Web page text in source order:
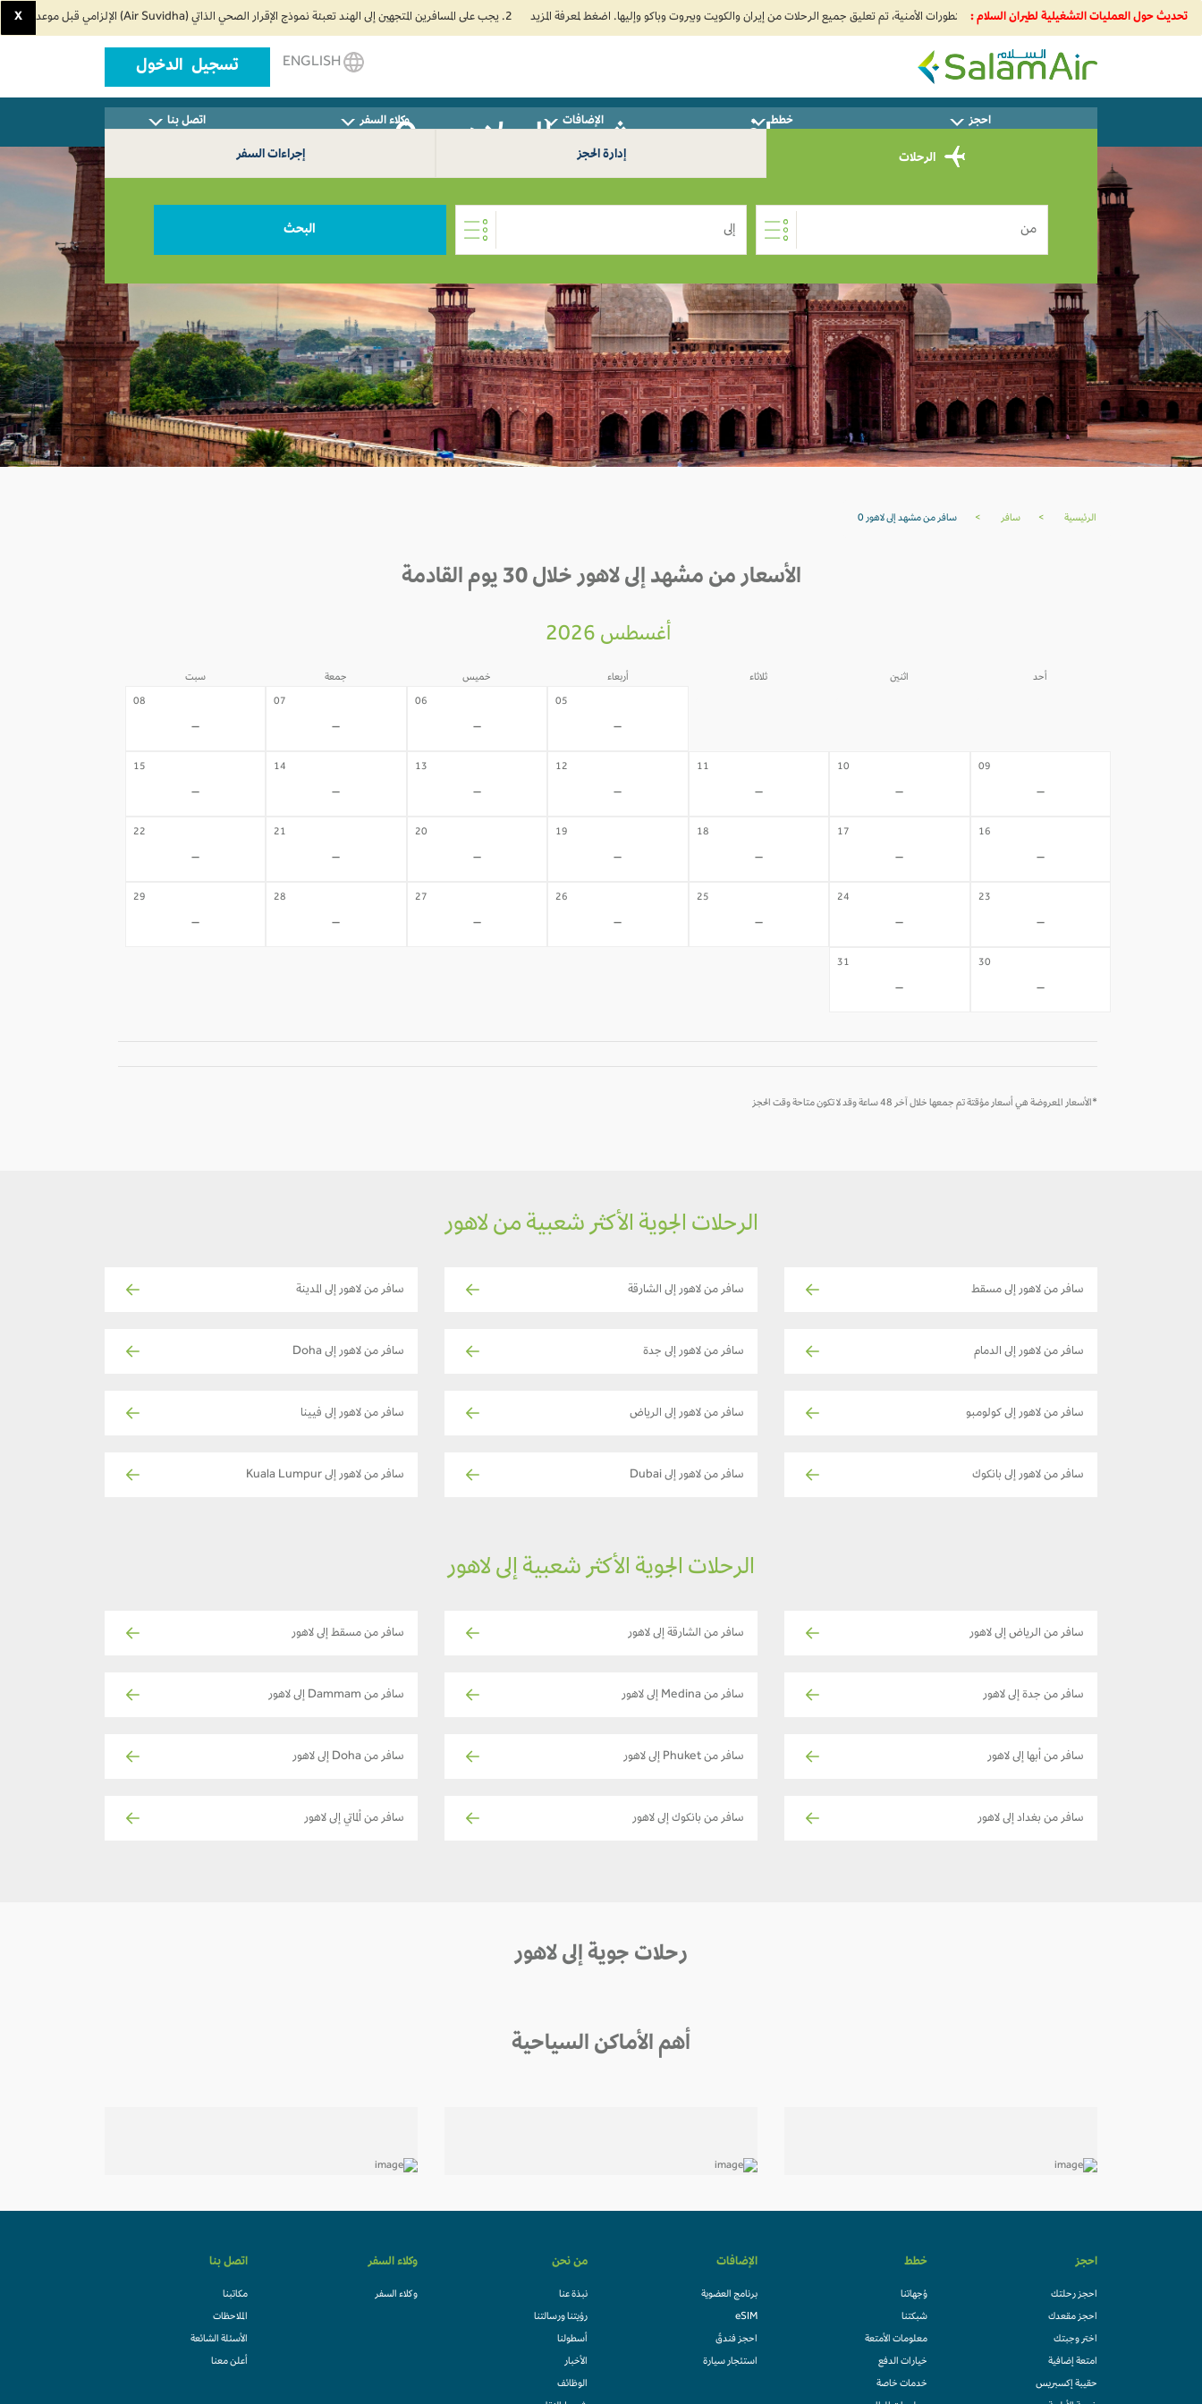
تحديث حول العمليات التشغيلية لطيران السلام : 2. يجب على المسافرين المتجهين إلى الهند تعبئة نموذج الإقرار الصحي الذاتي (Air Suvidha) الإلزامي قبل موعد الوصول بـ 24 ساعة على الأقل. اضغط هنا للدخول إلى بوابة Air Suvidha. X
SalamAir
تسجيل الدخول
احجز خطط الإضافات وكلاء السفر اتصل بنا سافر من مشهد إلى لاهور 0 الرحلات إدارة الحجز إجراءات السفر
من إلى البحث
الرئيسية > سافر > سافر من مشهد إلى لاهور 0
الأسعار من مشهد إلى لاهور خلال 30 يوم القادمة
أغسطس 2026
أحد اثنين ثلاثاء أربعاء خميس جمعة سبت
05
-
06
-
07
-
08
-
09
-
10
-
11
-
12
-
13
-
14
-
15
-
16
-
17
-
18
-
19
-
20
-
21
-
22
-
23
-
24
-
25
-
26
-
27
-
28
-
29
-
30
-
31
-
*الأسعار المعروضة هي أسعار مؤقتة تم جمعها خلال آخر 48 ساعة وقد لا تكون متاحة وقت الحجز
الرحلات الجوية الأكثر شعبية من لاهور
سافر من لاهور إلى مسقط سافر من لاهور إلى الشارقة سافر من لاهور إلى المدينة
سافر من لاهور إلى الدمام سافر من لاهور إلى جدة سافر من لاهور إلى Doha
سافر من لاهور إلى كولومبو سافر من لاهور إلى الرياض سافر من لاهور إلى فيينا
سافر من لاهور إلى بانكوك سافر من لاهور إلى Dubai سافر من لاهور إلى Kuala Lumpur
الرحلات الجوية الأكثر شعبية إلى لاهور
سافر من الرياض إلى لاهور سافر من الشارقة إلى لاهور سافر من مسقط إلى لاهور
سافر من جدة إلى لاهور سافر من Medina إلى لاهور سافر من Dammam إلى لاهور
سافر من أبها إلى لاهور سافر من Phuket إلى لاهور سافر من Doha إلى لاهور
سافر من بغداد إلى لاهور سافر من بانكوك إلى لاهور سافر من ألماتي إلى لاهور
رحلات جوية إلى لاهور
أهم الأماكن السياحية
احجز
احجز رحلتك
احجز مقعدك
اختر وجبتك
امتعة إضافية
حقيبة إكسبريس
خطط
وُجهاتنا
شبكتنا
معلومات الأمتعة
خيارات الدفع
خدمات خاصة
الإضافات
برنامج العضوية
eSIM
احجز فندقً
استئجار سيارة
من نحن
نبذة عنا
رؤيتنا ورسالتنا
أسطولنا
الأخبار
الوظائف
وكلاء السفر
وكلاء السفر
اتصل بنا
مكاتبنا
الملاحظات
الأسئلة الشائعة
أعلن معنا